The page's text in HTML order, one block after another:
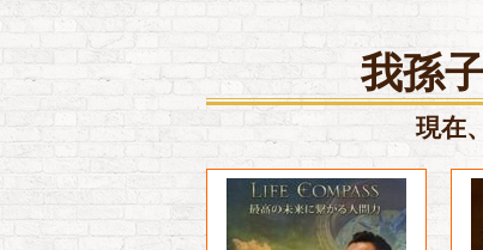
我孫
現在